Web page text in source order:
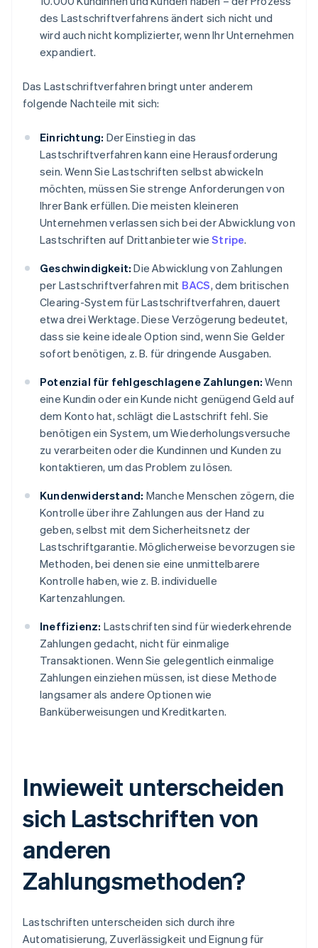
des Lastschriftverfahrens ändert sich nicht und
wird auch nicht komplizierter, wenn Ihr Unternehmen
expandiert.
Das Lastschriftverfahren bringt unter anderem
folgende Nachteile mit sich:
Einrichtung: Der Einstieg in das
Lastschriftverfahren kann eine Herausforderung
sein. Wenn Sie Lastschriften selbst abwickeln
möchten, müssen Sie strenge Anforderungen von
Ihrer Bank erfüllen. Die meisten kleineren
Unternehmen verlassen sich bei der Abwicklung von
Lastschriften auf Drittanbieter wieStripe.
Geschwindigkeit: Die Abwicklung von Zahlungen
per Lastschriftverfahren mit BACS, dem britischen
Clearing-System für Lastschriftverfahren, dauert
etwa drei Werktage. Diese Verzögerung bedeutet,
dass sie keine ideale Option sind, wenn Sie Gelder
sofort benötigen, z. B. für dringende Ausgaben.
Potenzial für fehlgeschlagene Zahlungen: Wenn
eine Kundin oder ein Kunde nicht genügend Geld auf
dem Konto hat, schlägt die Lastschrift fehl. Sie
benötigen ein System, um Wiederholungsversuche
zu verarbeiten oder die Kundinnen und Kunden zu
kontaktieren, um das Problem zu lösen.
Kundenwiderstand: Manche Menschen zögern, die
Kontrolle über ihre Zahlungen aus der Hand zu
geben, selbst mit dem Sicherheitsnetz der
Lastschriftgarantie. Möglicherweise bevorzugen sie
Methoden, bei denen sie eine unmittelbarere
Kontrolle haben, wie z. B. individuelle
Kartenzahlungen.
Ineffizienz: Lastschriften sind für wiederkehrende
Zahlungen gedacht, nicht für einmalige
Transaktionen. Wenn Sie gelegentlich einmalige
Zahlungen einziehen müssen, ist diese Methode
langsamer als andere Optionen wie
Banküberweisungen und Kreditkarten.
Inwieweit unterscheiden
sich Lastschriften von
anderen
Zahlungsmethoden?
Lastschriften unterscheiden sich durch ihre
Automatisierung, Zuverlässigkeit und Eignung für